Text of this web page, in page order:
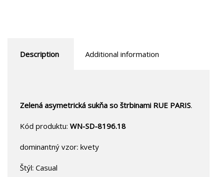
Description Additional information
Zelená asymetrická sukňa so štrbinami RUE PARIS.
Kód produktu: WN-SD-8196.18
dominantný vzor: kvety
Štýl: Casual